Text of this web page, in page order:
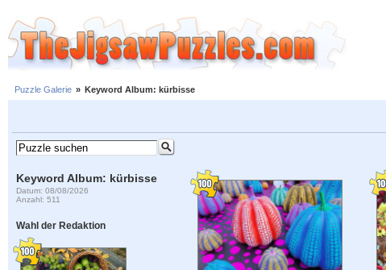
Puzzle Galerie » Keyword Album: kürbisse
Keyword Album: kürbisse
Datum: 08/08/2026
Anzahl: 511
Wahl der Redaktion